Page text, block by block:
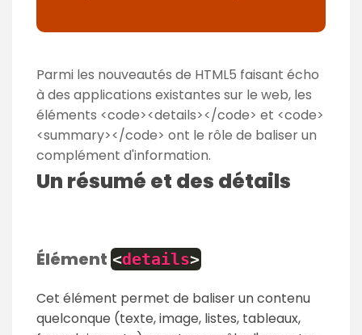
Parmi les nouveautés de HTML5 faisant écho
à des applications existantes sur le web, les
éléments <code><details></code> et <code>
<summary></code> ont le rôle de baliser un
complément d'information.
Un résumé et des détails
Élément <details>
Cet élément permet de baliser un contenu
quelconque (texte, image, listes, tableaux,